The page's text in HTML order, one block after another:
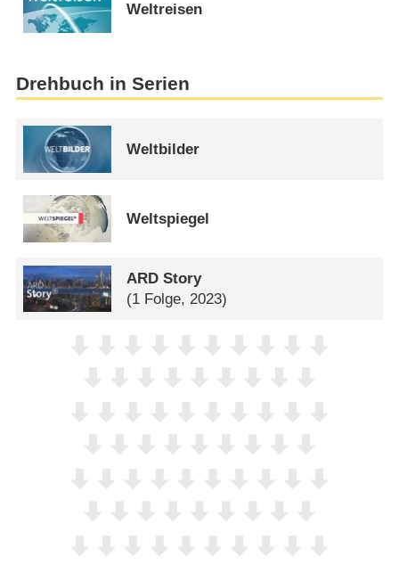
Weltreisen
Drehbuch in Serien
Weltbilder
Weltspiegel
ARD Story
(1 Folge, 2023)